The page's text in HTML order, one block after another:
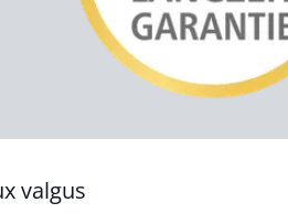
valgus